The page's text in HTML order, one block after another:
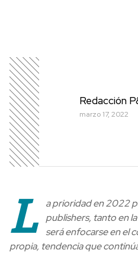
Redacción
marzo 17, 2022
L
a prioridad en 2022
publishers, tanto en
será enfocarse en el
propia, tendencia que